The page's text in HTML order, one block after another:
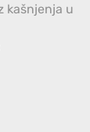
kašnjenja u